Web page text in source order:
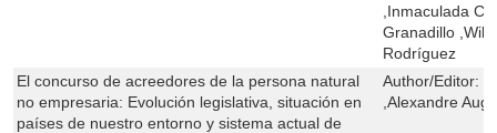
,Inmaculada
Granadillo
Rodríguez
El concurso de acreedores de la persona natural
no empresaria: Evolución legislativa, situación en
países de nuestro entorno y sistema actual de
Author/Editor:
,Alexandre